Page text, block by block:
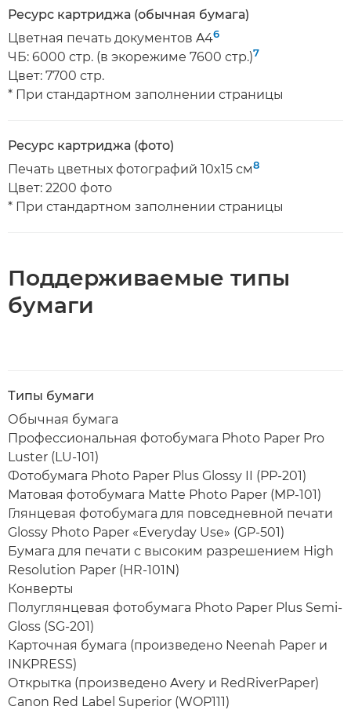
Ресурс картриджа (обычная бумага)
Цветная печать документов A46
ЧБ: 6000 стр. (в экорежиме 7600 стр.)7
Цвет: 7700 стр.
* При стандартном заполнении страницы
Ресурс картриджа (фото)
Печать цветных фотографий 10x15 см8
Цвет: 2200 фото
* При стандартном заполнении страницы
Поддерживаемые типы
бумаги
Типы бумаги
Обычная бумага
Профессиональная фотобумага Photo Paper Pro
Luster (LU-101)
Фотобумага Photo Paper Plus Glossy II (PP-201)
Матовая фотобумага Matte Photo Paper (MP-101)
Глянцевая фотобумага для повседневной печати
Glossy Photo Paper «Everyday Use» (GP-501)
Бумага для печати с высоким разрешением High
Resolution Paper (HR-101N)
Конверты
Полуглянцевая фотобумага Photo Paper Plus Semi-
Gloss (SG-201)
Карточная бумага (произведено Neenah Paper и
INKPRESS)
Открытка (произведено Avery и RedRiverPaper)
Canon Red Label Superior (WOP111)